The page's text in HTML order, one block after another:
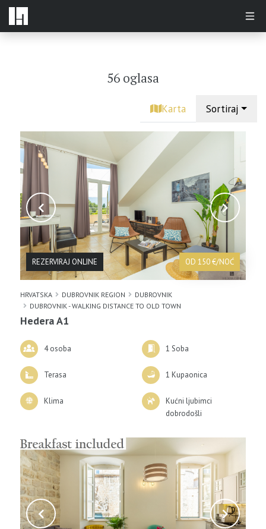
56 oglasa
Karta Sortiraj
REZERVIRAJ ONLINE OD 150 €/NOĆ
HRVATSKA DUBROVNIK REGION
DUBROVNIK
DUBROVNIK - WALKING DISTANCE TO OLD TOWN
Hedera A1
4 osoba 1 Soba
Terasa 1 Kupaonica
Klima
Kućni ljubimci
dobrodošli